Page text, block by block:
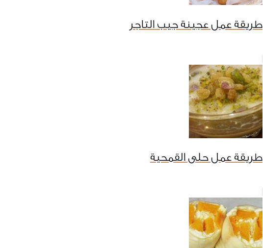
طريقة عمل عجينة جيب التاجر
طريقة عمل حلى القمحية